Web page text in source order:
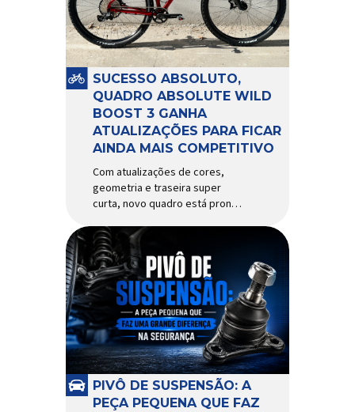
SUCESSO ABSOLUTO,
QUADRO ABSOLUTE WILD
BOOST 3 GANHA
ATUALIZAÇÕES PARA FICAR
AINDA MAIS COMPETITIVO
Com atualizações de cores,
geometria e traseira super
curta, novo quadro está pronto
modelos muito mais caros e
avançados Apresentado há
alguns anos, o quadro Wild
Boost se transformou em um
dos modelos aro 29” de maior
sucesso da Absolute. Indicado
para mountain bike cross-
country, trail leve e até uso […]
PIVÔ DE SUSPENSÃO: A
PEÇA PEQUENA QUE FAZ